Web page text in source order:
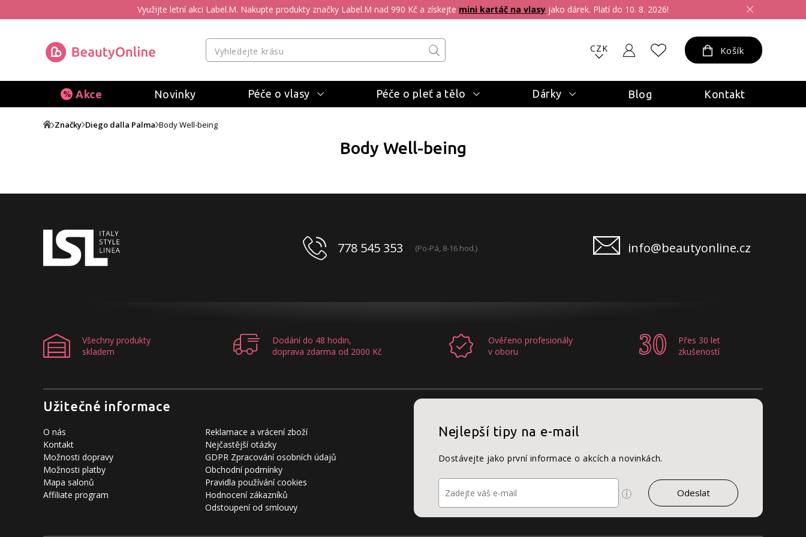
Využijte letní akci Label.M. Nakupte produkty značky Label.M nad 990 Kč a získejte mini kartáč na vlasy jako dárek. Platí do 10. 8. 2026!
CZK Košík
Akce Novinky Péče o vlasy Péče o pleť a tělo Dárky Blog Kontakt
Značky Diego dalla Palma Body Well-being
Body Well-being
778 545 353 (Po-Pá, 8-16 hod.) info@beautyonline.cz
Všechny produkty
skladem
Dodání do 48 hodin,
doprava zdarma od 2000 Kč
Ověřeno profesionály
v oboru
Přes 30 let
zkušeností
Užitečné informace
O nás
Kontakt
Možnosti dopravy
Možnosti platby
Mapa salonů
Affiliate program
Reklamace a vrácení zboží
Nejčastější otázky
GDPR Zpracování osobních údajů
Obchodní podmínky
Pravidla používání cookies
Hodnocení zákazníků
Odstoupení od smlouvy
Nejlepší tipy na e-mail
Dostávejte jako první informace o akcích a novinkách.